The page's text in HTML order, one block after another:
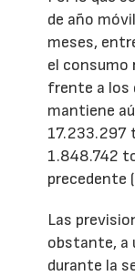
de año
meses,
el consumo
frente a los
mantiene
17.233.297
1.848.742
precedente
Las
obstante, a
durante la